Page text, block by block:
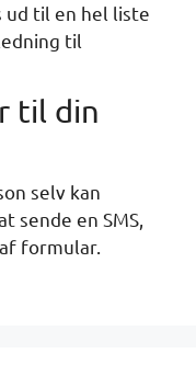
ud til en hel liste
til
til din
selv kan
sende en SMS,
formular.